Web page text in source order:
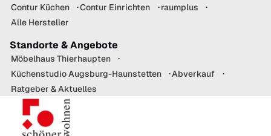
Contur Küchen
Contur Einrichten
raumplus
Alle Hersteller
Standorte & Angebote
Möbelhaus Thierhaupten
Küchenstudio Augsburg-Haunstetten
Abverkauf
Ratgeber & Aktuelles